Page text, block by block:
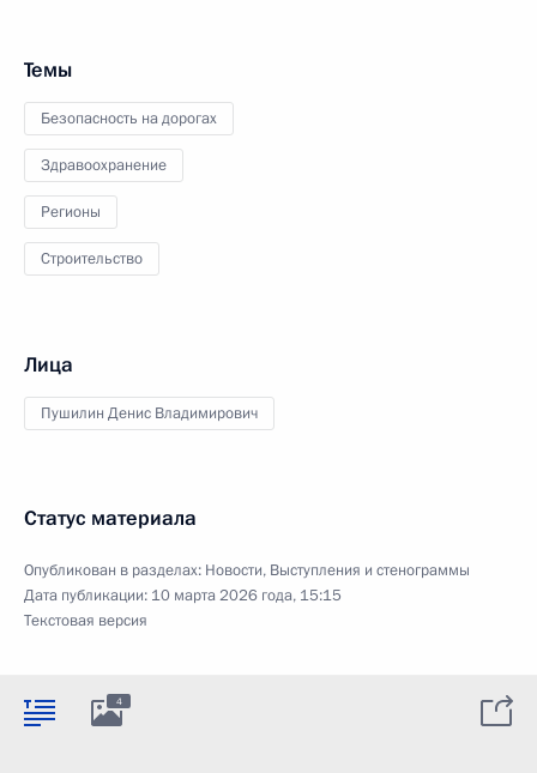
Темы
Безопасность на дорогах
Здравоохранение
Регионы
Строительство
Лица
Пушилин Денис Владимирович
Статус материала
Опубликован в разделах: Новости, Выступления и стенограммы
Дата публикации: 10 марта 2026 года, 15:15
Текстовая версия
4